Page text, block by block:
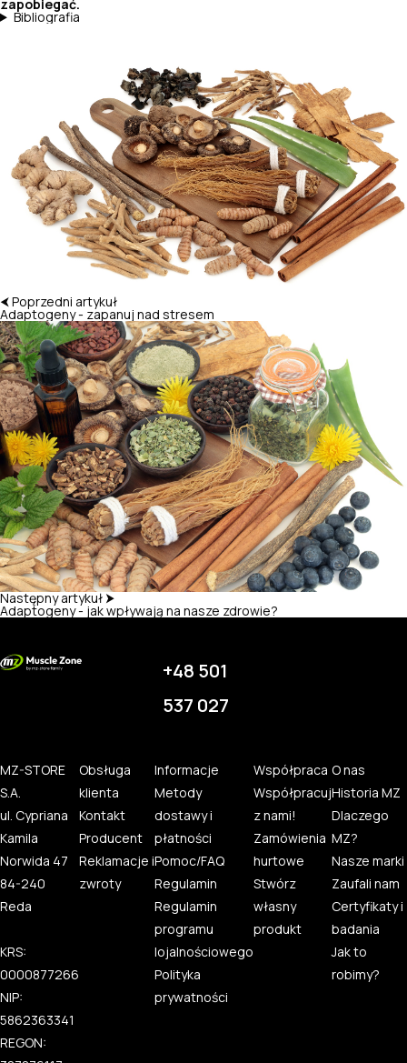
zapobiegać.
Bibliografia
⮜ Poprzedni artykuł
Adaptogeny - zapanuj nad stresem
Następny artykuł ⮞
Adaptogeny - jak wpływają na nasze zdrowie?
+48 501
537 027
MZ-STORE
S.A.
ul. Cypriana
Kamila
Norwida 47
84-240
Reda
KRS:
0000877266
NIP:
5862363341
REGON:
Obsługa
klienta
Kontakt
Producent
Reklamacje i
zwroty
Informacje
Metody
dostawy i
płatności
Pomoc/FAQ
Regulamin
Regulamin
programu
lojalnościowego
Polityka
prywatności
Współpraca
Współpracuj
z nami!
Zamówienia
hurtowe
Stwórz
własny
produkt
O nas
Historia MZ
Dlaczego
MZ?
Nasze marki
Zaufali nam
Certyfikaty i
badania
Jak to
robimy?